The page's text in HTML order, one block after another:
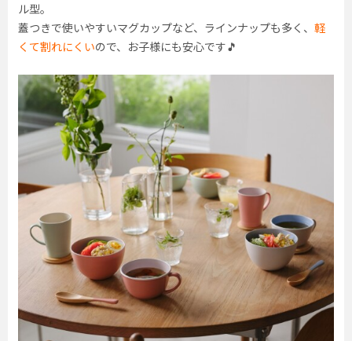
ル型。
蓋つきで使いやすいマグカップなど、ラインナップも多く、 軽
くて割れにくいので、お子様にも安心です🎵